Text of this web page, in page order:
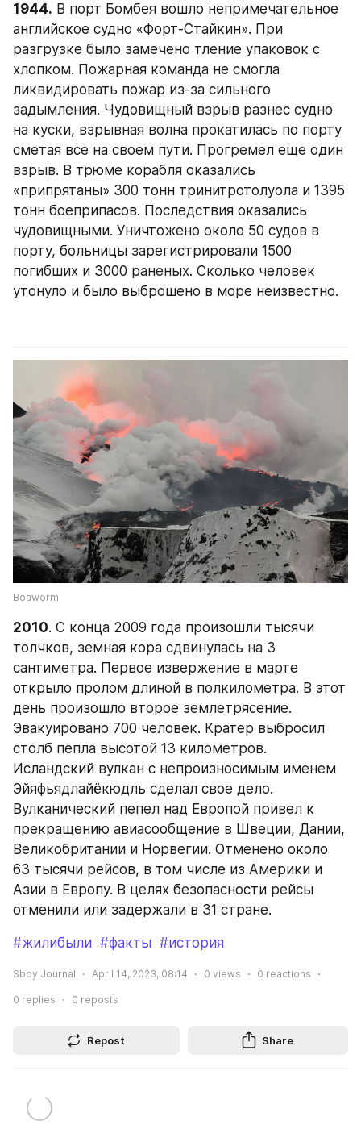
1944. В порт Бомбея вошло непримечательное
английское судно «Форт-Стайкин». При
разгрузке было замечено тление упаковок с
хлопком. Пожарная команда не смогла
ликвидировать пожар из-за сильного
задымления. Чудовищный взрыв разнес судно
на куски, взрывная волна прокатилась по порту
сметая все на своем пути. Прогремел еще один
взрыв. В трюме корабля оказались
«припрятаны» 300 тонн тринитрото­луола и 1395
тонн боеприпасов. Последствия оказались
чудовищными. Уничтожено около 50 судов в
порту, больницы зарегистрировали 1500
погибших и 3000 раненых. Сколько человек
утонуло и было выброшено в море неизвестно.
Boaworm
2010. С конца 2009 года произошли тысячи
толчков, земная кора сдвинулась на 3
сантиметра. Первое извержение в марте
открыло пролом длиной в полкилометра. В этот
день произошло второе землетрясение.
Эвакуировано 700 человек. Кратер выбросил
столб пепла высотой 13 километров.
Исландский вулкан с непроизносимым именем
Эйяфьядлайёкюдль сделал свое дело.
Вулканический пепел над Европой привел к
прекращению авиасообщение в Швеции, Дании,
Великобритании и Норвегии. Отменено около
63 тысячи рейсов, в том числе из Америки и
Азии в Европу. В целях безопасности рейсы
отменили или задержали в 31 стране.
#жилибыли #факты #история
Sboy Journal April 14, 2023, 08:14 0 views 0 reactions
0 replies 0 reposts
Repost Share